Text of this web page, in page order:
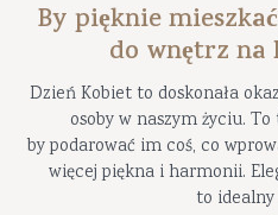
By pięknie
do wnętrz na
Dzień Kobiet to doskonała
osoby w naszym życiu.
by podarować im coś, co
więcej piękna i harmonii.
to idealny